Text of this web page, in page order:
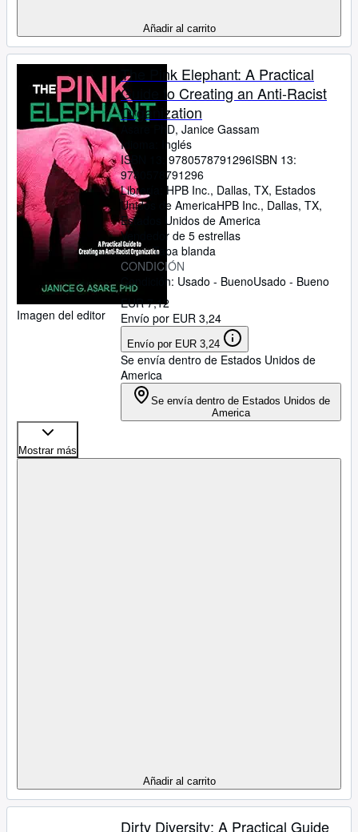
Añadir al carrito
Imagen del editor
The Pink Elephant: A Practical
Guide to Creating an Anti-Racist
Organization
Asare PhD, Janice Gassam
Idioma: Inglés
ISBN 13: 9780578791296ISBN 13:
9780578791296
Librería: HPB Inc., Dallas, TX, Estados
Unidos de AmericaHPB Inc., Dallas, TX,
Estados Unidos de America
Vendedor de 5 estrellas
Tapa blanda
CONDICIÓN
Condición: Usado - BuenoUsado - Bueno
EUR 7,12
Envío por EUR 3,24
Envío por EUR 3,24
Se envía dentro de Estados Unidos de
America
Se envía dentro de Estados Unidos de
America
Mostrar más
Añadir al carrito
Dirty Diversity: A Practical Guide